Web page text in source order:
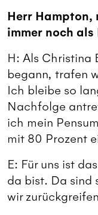
Herr Hampton,
immer noch
H: Als Christina
begann, trafen
Ich bleibe so
Nachfolge
ich mein
mit 80 Prozent
E: Für uns ist
da bist. Da sind
wir